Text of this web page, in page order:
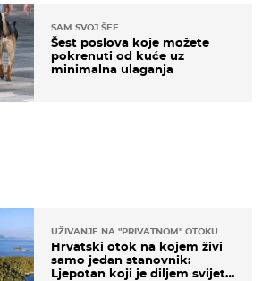
UŽIVANJE NA "PRIVATNOM" OTOKU
Hrvatski otok na kojem živi
samo jedan stanovnik:
Ljepotan koji je diljem svijeta
SAM SVOJ ŠEF
Šest poslova koje možete
pokrenuti od kuće uz
minimalna ulaganja